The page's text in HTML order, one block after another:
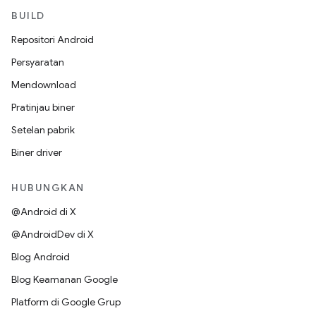
BUILD
Repositori Android
Persyaratan
Mendownload
Pratinjau biner
Setelan pabrik
Biner driver
HUBUNGKAN
@Android di X
@AndroidDev di X
Blog Android
Blog Keamanan Google
Platform di Google Grup